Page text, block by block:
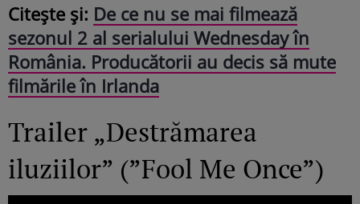
Citește și: De ce nu se mai filmează
sezonul 2 al serialului Wednesday în
România. Producătorii au decis să mute
filmările în Irlanda
Trailer „Destrămarea
iluziilor” (”Fool Me Once”)